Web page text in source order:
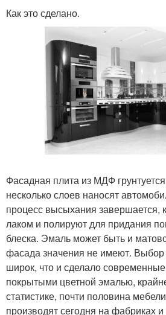
Как это сделано.
Фасадная плита из МДФ
несколько слоев наносят
процесс высыхания завершается,
лаком и полируют для придания
блеска. Эмаль может быть и
фасада значения не имеют. Выбор
широк, что и сделало
покрытыми цветной эмалью,
статистике, почти половина
производят сегодня на фабриках и